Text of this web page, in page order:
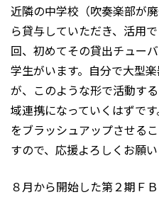
近隣の中学校（吹奏楽部が
ら貸与していただき、活用
回、初めてその貸出チュー
学生がいます。自分で大型
が、このような形で活動す
域連携になっていくはずで
をブラッシュアップさせる
すので、応援よろしくお願い
８月から開始した第２期Ｆ